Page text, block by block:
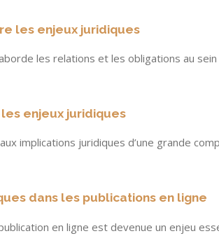
les enjeux juridiques
les relations et les obligations au sein
enjeux juridiques
implications juridiques d’une grande
dans les publications en ligne
en ligne est devenue un enjeu